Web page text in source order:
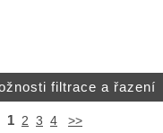
1 2 3 4 >>